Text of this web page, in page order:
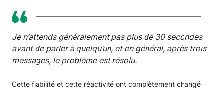
Je n’attends généralement pas plus de 30 secondes
avant de parler à quelqu’un, et en général, après trois
messages, le problème est résolu.
Cette fiabilité et cette réactivité ont complètement changé